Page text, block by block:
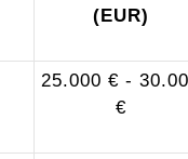
(EUR)
25.000 € -
€